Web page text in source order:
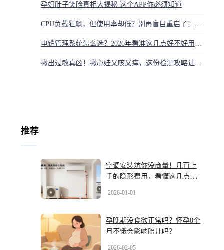
孕妇肚子笑脸真相大揭秘 这个APP你必须知道
CPU负载狂飙，但使用率却低？别再盲目重启了！这3个关键指标一查就知
电销管理系统怎么选？2026年看准这几点好不好用立刻分晓
揪出过敏真凶！揪心娃又咳又痒，这份检测攻略让你少走弯路
推荐
空调安装坑你没商量！几百上
千的隐形费用，看懂这几点才
2026-01-01
孕晚期没食欲正常吗？怀孕8个
月不饿会影响胎儿吗？
2026-02-05